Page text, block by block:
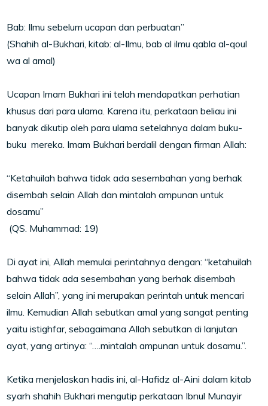
Bab: Ilmu sebelum ucapan dan perbuatan”
(Shahih al-Bukhari, kitab: al-Ilmu, bab al ilmu qabla al-qoul
wa al amal)
Ucapan Imam Bukhari ini telah mendapatkan perhatian
khusus dari para ulama. Karena itu, perkataan beliau ini
banyak dikutip oleh para ulama setelahnya dalam buku-
buku mereka. Imam Bukhari berdalil dengan firman Allah:
“Ketahuilah bahwa tidak ada sesembahan yang berhak
disembah selain Allah dan mintalah ampunan untuk
dosamu”
(QS. Muhammad: 19)
Di ayat ini, Allah memulai perintahnya dengan: “ketahuilah
bahwa tidak ada sesembahan yang berhak disembah
selain Allah”, yang ini merupakan perintah untuk mencari
ilmu. Kemudian Allah sebutkan amal yang sangat penting
yaitu istighfar, sebagaimana Allah sebutkan di lanjutan
ayat, yang artinya: “….mintalah ampunan untuk dosamu.”.
Ketika menjelaskan hadis ini, al-Hafidz al-Aini dalam kitab
syarh shahih Bukhari mengutip perkataan Ibnul Munayir